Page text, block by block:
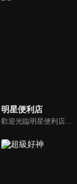
明星便利店
歡迎光臨明星便利店！你覺得便利店裡面有什麼？關東煮？茶葉蛋？還是讓你尖叫的大明星？一家擁有明星的便利店，到底有多稀奇，你會不會想要光臨呢？